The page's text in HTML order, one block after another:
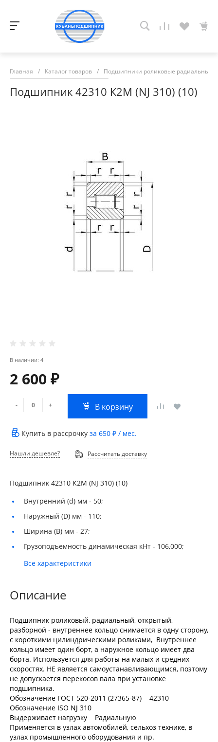
Главная / Каталог товаров / Подшипники роликовые радиальные
Подшипник 42310 К2М (NJ 310) (10)
В наличии: 4
2 600 ₽
- + В корзину
Купить в рассрочку за 650 ₽ / мес.
Нашли дешевле? Рассчитать доставку
Подшипник 42310 К2М (NJ 310) (10)
Внутренний (d) мм - 50;
Наружный (D) мм - 110;
Ширина (B) мм - 27;
Грузоподъемность динамическая кНт - 106,000;
Все характеристики
Описание
Подшипник роликовый, радиальный, открытый,
разборной - внутреннее кольцо снимается в одну сторону,
с короткими цилиндрическими роликами, Внутреннее
кольцо имеет один борт, а наружное кольцо имеет два
борта. Используется для работы на малых и средних
скоростях. НЕ является самоустанавливающимся, поэтому
не допускается перекосов вала при установке
подшипника.
Обозначение ГОСТ 520-2011 (27365-87) 42310
Обозначение ISO NJ 310
Выдерживает нагрузку Радиальную
Применяется в узлах автомобилей, сельхоз технике, в
узлах промышленного оборудования и пр.